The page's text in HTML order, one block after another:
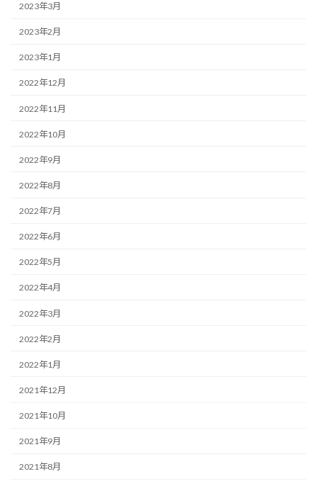
2023年3月
2023年2月
2023年1月
2022年12月
2022年11月
2022年10月
2022年9月
2022年8月
2022年7月
2022年6月
2022年5月
2022年4月
2022年3月
2022年2月
2022年1月
2021年12月
2021年10月
2021年9月
2021年8月